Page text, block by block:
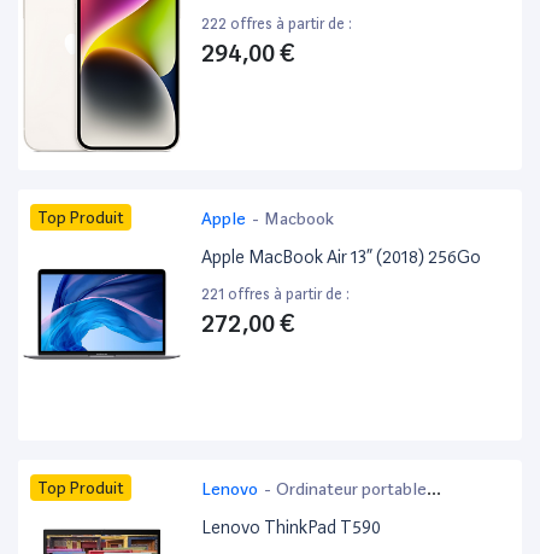
222 offres à partir de :
294,00 €
Top Produit Apple - Macbook
Apple MacBook Air 13” (2018) 256Go
221 offres à partir de :
272,00 €
Top Produit Lenovo - Ordinateur portable
bureautique
Lenovo ThinkPad T590